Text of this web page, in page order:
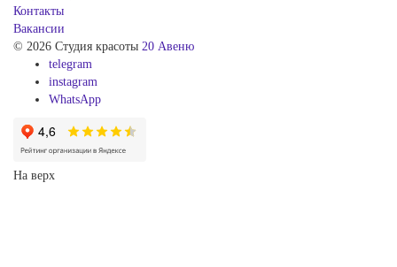
Контакты
Вакансии
© 2026 Студия красоты 20 Авеню
telegram
instagram
WhatsApp
На верх